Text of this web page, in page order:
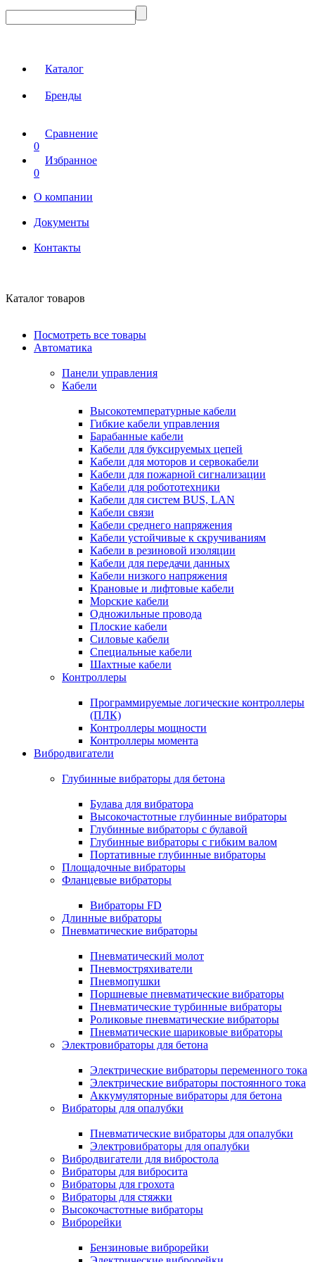
Каталог
Бренды
Сравнение
0
Избранное
0
О компании
Документы
Контакты
Каталог товаров
Посмотреть все товары
Автоматика
Панели управления
Кабели
Высокотемпературные кабели
Гибкие кабели управления
Барабанные кабели
Кабели для буксируемых цепей
Кабели для моторов и сервокабели
Кабели для пожарной сигнализации
Кабели для робототехники
Кабели для систем BUS, LAN
Кабели связи
Кабели среднего напряжения
Кабели устойчивые к скручиваниям
Кабели в резиновой изоляции
Кабели для передачи данных
Кабели низкого напряжения
Крановые и лифтовые кабели
Морские кабели
Одножильные провода
Плоские кабели
Силовые кабели
Специальные кабели
Шахтные кабели
Контроллеры
Программируемые логические контроллеры
(ПЛК)
Контроллеры мощности
Контроллеры момента
Вибродвигатели
Глубинные вибраторы для бетона
Булава для вибратора
Высокочастотные глубинные вибраторы
Глубинные вибраторы с булавой
Глубинные вибраторы с гибким валом
Портативные глубинные вибраторы
Площадочные вибраторы
Фланцевые вибраторы
Вибраторы FD
Длинные вибраторы
Пневматические вибраторы
Пневматический молот
Пневмостряхиватели
Пневмопушки
Поршневые пневматические вибраторы
Пневматические турбинные вибраторы
Роликовые пневматические вибраторы
Пневматические шариковые вибраторы
Электровибраторы для бетона
Электрические вибраторы переменного тока
Электрические вибраторы постоянного тока
Аккумуляторные вибраторы для бетона
Вибраторы для опалубки
Пневматические вибраторы для опалубки
Электровибраторы для опалубки
Вибродвигатели для вибростола
Вибраторы для вибросита
Вибраторы для грохота
Вибраторы для стяжки
Высокочастотные вибраторы
Виброрейки
Бензиновые виброрейки